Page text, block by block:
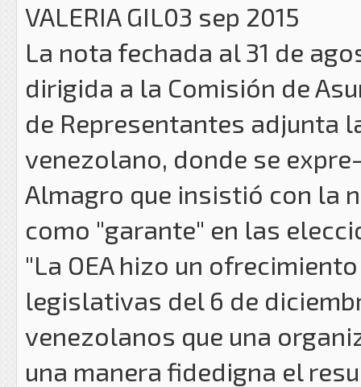
VALERIA GIL03 sep 2015
La nota fechada al 31 de
dirigida a la Comisión de
de Representantes adjunta
venezolano, donde se
Almagro que insistió con la
como "garante" en las
"La OEA hizo un
legislativas del 6 de
venezolanos que una
una manera fidedigna el